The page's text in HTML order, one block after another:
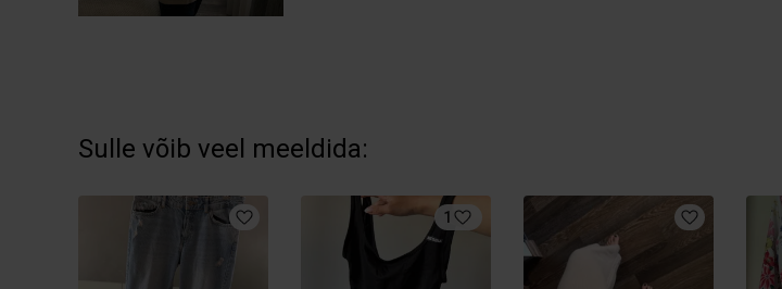
Sulle võib veel meeldida:
1